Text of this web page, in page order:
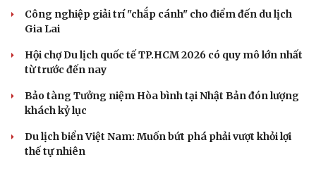
Công nghiệp giải trí "chắp cánh" cho điểm đến du lịch
Gia Lai
Hội chợ Du lịch quốc tế TP.HCM 2026 có quy mô lớn nhất
từ trước đến nay
Bảo tàng Tưởng niệm Hòa bình tại Nhật Bản đón lượng
khách kỷ lục
Du lịch biển Việt Nam: Muốn bứt phá phải vượt khỏi lợi
thế tự nhiên